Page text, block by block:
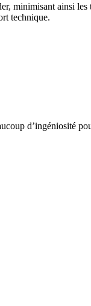
minimisant ainsi
technique.
d’ingéniosité